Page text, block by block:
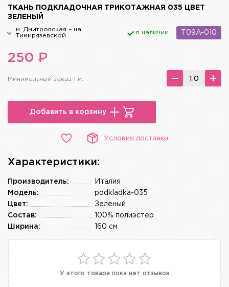
ТКАНЬ ПОДКЛАДОЧНАЯ ТРИКОТАЖНАЯ 035 ЦВЕТ
ЗЕЛЕНЫЙ
м. Дмитровская – на
Тимирязевской
в наличии T09A-010
250 ₽
Минимальный заказ 1 м.
Добавить в корзину
Условия доставки
Характеристики:
Италия
Производитель:
podkladka-035
Модель:
Зеленый
Цвет:
100% полиэстер
Состав:
160 см
Ширина:
У этого товара пока нет отзывов